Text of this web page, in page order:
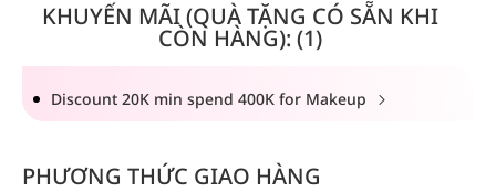
KHUYẾN MÃI (QUÀ TẶNG CÓ SẴN KHI
CÒN HÀNG): (1)
Discount 20K min spend 400K for Makeup
PHƯƠNG THỨC GIAO HÀNG